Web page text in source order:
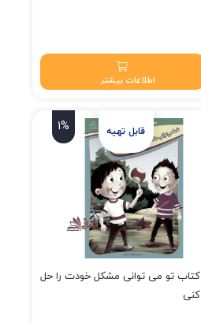
اطلاعات بیشتر
1%
کتاب تو می توانی مشکل خودت را حل
کنی